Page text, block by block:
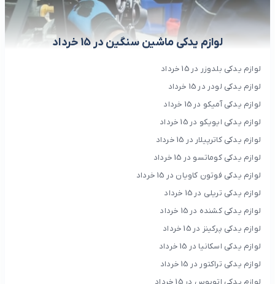
لوازم یدکی ماشین سنگین در 15 خرداد
لوازم یدکی بلدوزر در 15 خرداد
لوازم یدکی لودر در 15 خرداد
لوازم یدکی آمیکو در 15 خرداد
لوازم یدکی ایویکو در 15 خرداد
لوازم یدکی کاترپیلار در 15 خرداد
لوازم یدکی کوماتسو در 15 خرداد
لوازم یدکی فوتون کاویان در 15 خرداد
لوازم یدکی تریلی در 15 خرداد
لوازم یدکی کشنده در 15 خرداد
لوازم یدکی پرکینز در 15 خرداد
لوازم یدکی اسکانیا در 15 خرداد
لوازم یدکی تراکتور در 15 خرداد